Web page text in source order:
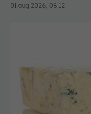
01 aug 2026, 08:12